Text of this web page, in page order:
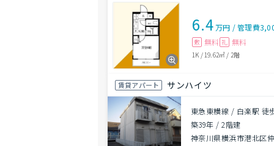
6.4万円 /管理費
敷 無料 礼 無料
1K / 19.62㎡ / 2階
賃貸アパート サンハイツ
東急東横線 / 白楽駅 徒
築39年 /2階建
神奈川県横浜市港北区